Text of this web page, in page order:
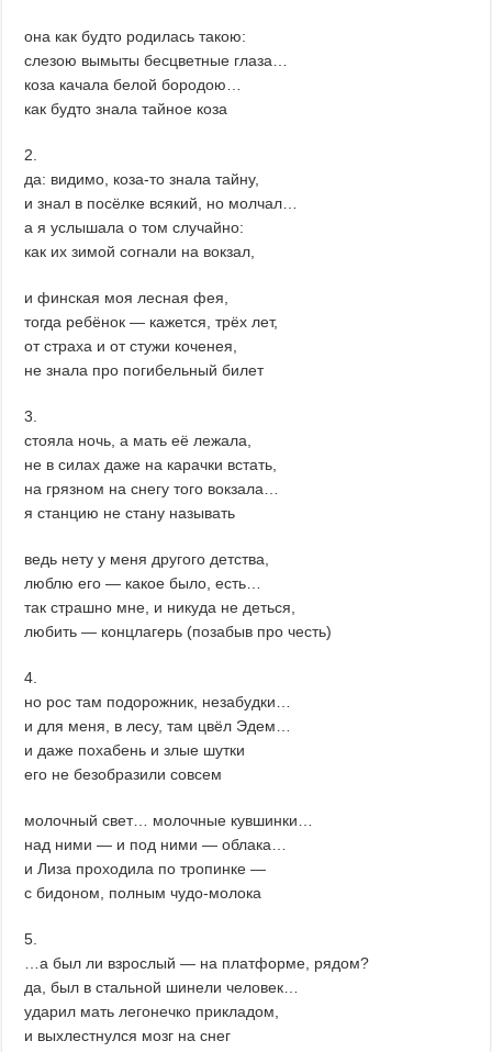
она как будто родилась такою:
слезою вымыты бесцветные глаза…
коза качала белой бородою…
как будто знала тайное коза
2.
да: видимо, коза-то знала тайну,
и знал в посёлке всякий, но молчал…
а я услышала о том случайно:
как их зимой согнали на вокзал,
и финская моя лесная фея,
тогда ребёнок — кажется, трёх лет,
от страха и от стужи коченея,
не знала про погибельный билет
3.
стояла ночь, а мать её лежала,
не в силах даже на карачки встать,
на грязном на снегу того вокзала…
я станцию не стану называть
ведь нету у меня другого детства,
люблю его — какое было, есть…
так страшно мне, и никуда не деться,
любить — концлагерь (позабыв про честь)
4.
но рос там подорожник, незабудки…
и для меня, в лесу, там цвёл Эдем…
и даже похабень и злые шутки
его не безобразили совсем
молочный свет… молочные кувшинки…
над ними — и под ними — облака…
и Лиза проходила по тропинке —
с бидоном, полным чудо-молока
5.
…а был ли взрослый — на платформе, рядом?
да, был в стальной шинели человек…
ударил мать легонечко прикладом,
и выхлестнулся мозг на снег